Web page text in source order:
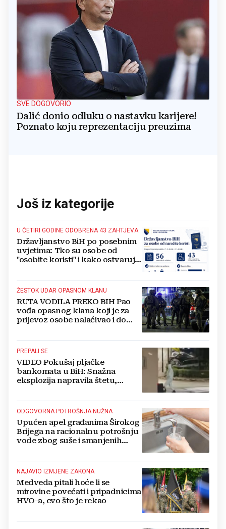
SVE DOGOVORIO
Dalić donio odluku o nastavku karijere!
Poznato koju reprezentaciju preuzima
Još iz kategorije
U ČETIRI GODINE ODOBRENA 43 ZAHTJEVA
Državljanstvo BiH po posebnim
uvjetima: Tko su osobe od
"osobite koristi" i kako ostvaruju
ŽESTOK UDAR OPASNOM KLANU
RUTA VODILA PREKO BIH Pao
vođa opasnog klana koji je za
prijevoz osobe nalaćivao i do
PREPALI SE
VIDEO Pokušaj pljačke
bankomata u BiH: Snažna
eksplozija napravila štetu,
ODGOVORNA POTROŠNJA NUŽNA
Upućen apel građanima Širokog
Brijega na racionalnu potrošnju
vode zbog suše i smanjenih
NAJAVIO IZMJENE ZAKONA
Medveda pitali hoće li se
mirovine povećati i pripadnicima
HVO-a, evo što je rekao